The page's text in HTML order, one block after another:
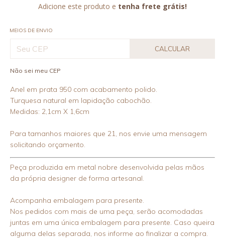
Adicione este produto e tenha frete grátis!
MEIOS DE ENVIO
CALCULAR
Não sei meu CEP
Anel em prata 950 com acabamento polido.
Turquesa natural em lapidação cabochão.
Medidas: 2,1cm X 1,6cm
Para tamanhos maiores que 21, nos envie uma mensagem
solicitando orçamento.
Peça produzida em metal nobre desenvolvida pelas mãos
da própria designer de forma artesanal.
Acompanha embalagem para presente.
Nos pedidos com mais de uma peça, serão acomodadas
juntas em uma única embalagem para presente. Caso queira
alguma delas separada, nos informe ao finalizar a compra.